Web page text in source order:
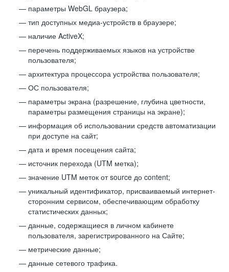
параметры WebGL браузера;
тип доступных медиа-устройств в браузере;
наличие ActiveX;
перечень поддерживаемых языков на устройстве
пользователя;
архитектура процессора устройства пользователя;
ОС пользователя;
параметры экрана (разрешение, глубина цветности,
параметры размещения страницы на экране);
информация об использовании средств автоматизации
при доступе на сайт;
дата и время посещения сайта;
источник перехода (UTM метка);
значение UTM меток от source до content;
уникальный идентификатор, присваиваемый интернет-
сторонним сервисом, обеспечивающим обработку
статистических данных;
данные, содержащиеся в личном кабинете
пользователя, зарегистрированного на Сайте;
метрические данные;
данные сетевого трафика.